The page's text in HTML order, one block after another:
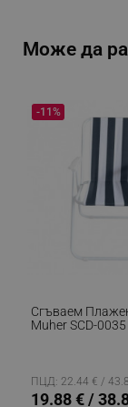
Може да
Сгъваем
Muher SCD-0035
-11%
ПЦД: 22.44 € /
19.88 € /